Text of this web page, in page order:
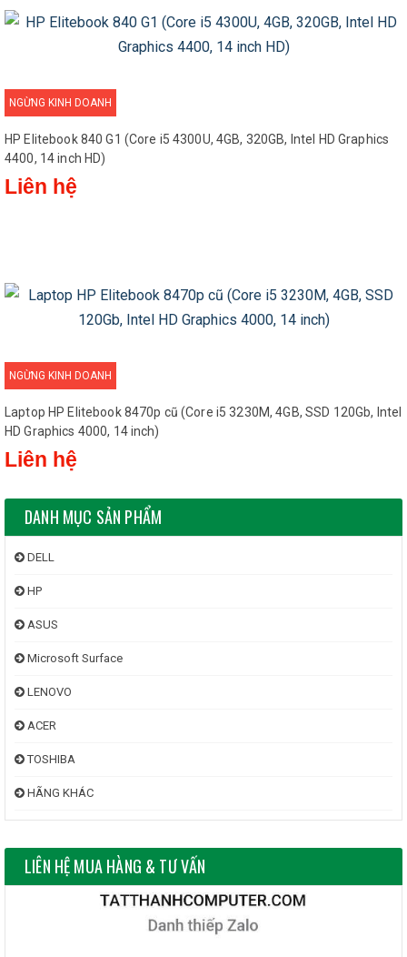
NGỪNG KINH DOANH
HP Elitebook 840 G1 (Core i5 4300U, 4GB, 320GB, Intel HD Graphics
4400, 14 inch HD)
Liên hệ
NGỪNG KINH DOANH
Laptop HP Elitebook 8470p cũ (Core i5 3230M, 4GB, SSD 120Gb, Intel
HD Graphics 4000, 14 inch)
Liên hệ
DANH MỤC SẢN PHẨM
DELL
HP
ASUS
Microsoft Surface
LENOVO
ACER
TOSHIBA
HÃNG KHÁC
LIÊN HỆ MUA HÀNG & TƯ VẤN